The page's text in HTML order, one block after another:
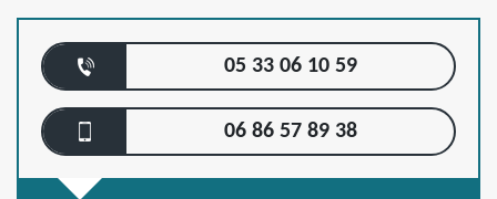
05 33 06 10 59
06 86 57 89 38